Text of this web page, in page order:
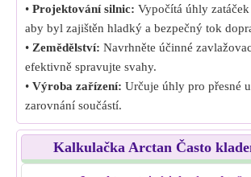
• Projektování silnic: Vypočítá úhly
aby byl zajištěn hladký a bezpečný tok
• Zemědělství: Navrhněte účinné
efektivně spravujte svahy.
• Výroba zařízení: Určuje úhly pro přesné
zarovnání součástí.
Kalkulačka Arctan Často